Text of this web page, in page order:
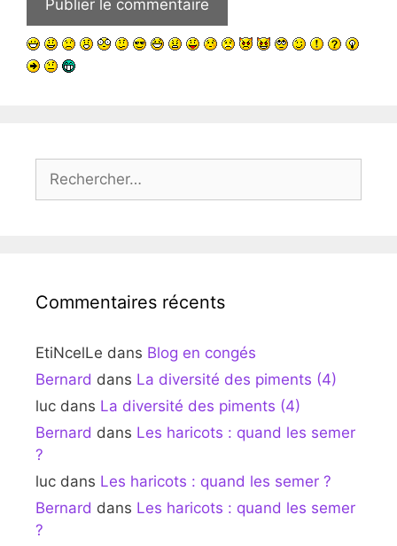
Commentaires récents
EtiNcelLe dans Blog en congés
Bernard dans La diversité des piments (4)
luc dans La diversité des piments (4)
Bernard dans Les haricots : quand les semer
?
luc dans Les haricots : quand les semer ?
Bernard dans Les haricots : quand les semer
?